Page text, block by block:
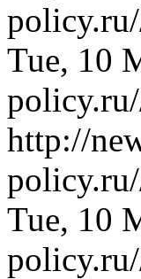
Tue, 10
http://
Tue, 10